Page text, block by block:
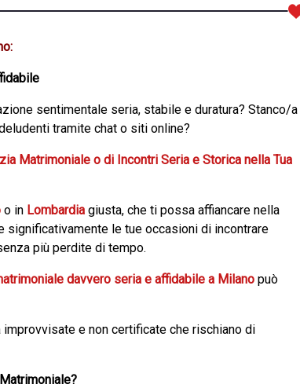
sentimentale seria, stabile e duratura? Stanco/a
tramite chat o siti online?
Matrimoniale o di Incontri Seria e Storica nella Tua
o in Lombardia giusta, che ti possa affiancare nella
significativamente le tue occasioni di incontrare
più perdite di tempo.
davvero seria e affidabile a Milano può
e non certificate che rischiano di